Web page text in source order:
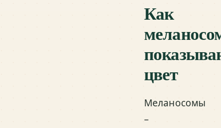
Как
цвет
Меланосомы
–